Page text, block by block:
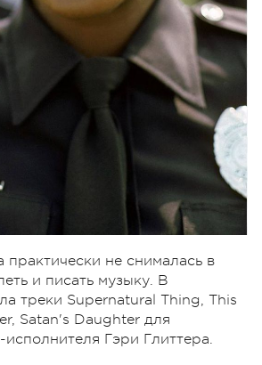
практически не снималась в
и писать музыку. В
треки Supernatural Thing, This
Satan's Daughter для
Гэри Глиттера.